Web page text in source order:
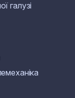
галузі